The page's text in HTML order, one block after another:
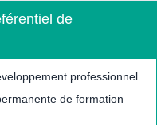
de
professionnel
de formation